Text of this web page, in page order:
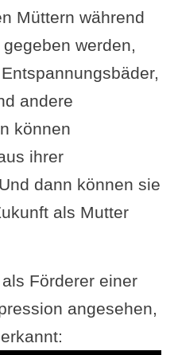
Müttern während
werden,
andere
können
ihrer
dann können sie
als Mutter
Förderer einer
angesehen,